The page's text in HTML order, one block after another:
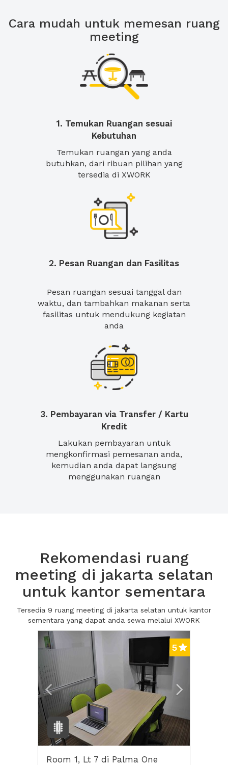
Cara mudah untuk memesan ruang
meeting
1. Temukan Ruangan sesuai
Kebutuhan
Temukan ruangan yang anda
butuhkan, dari ribuan pilihan yang
tersedia di XWORK
2. Pesan Ruangan dan Fasilitas
Pesan ruangan sesuai tanggal dan
waktu, dan tambahkan makanan serta
fasilitas untuk mendukung kegiatan
anda
3. Pembayaran via Transfer / Kartu
Kredit
Lakukan pembayaran untuk
mengkonfirmasi pemesanan anda,
kemudian anda dapat langsung
menggunakan ruangan
Rekomendasi ruang
meeting di jakarta selatan
untuk kantor sementara
Tersedia 9 ruang meeting di jakarta selatan untuk kantor
sementara yang dapat anda sewa melalui XWORK
Previous Next2
5
Room 1, Lt 7 di Palma One